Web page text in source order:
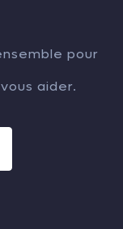
pour
aider.